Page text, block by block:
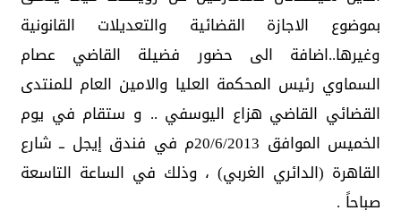
بموضوع الاجازة القضائية والتعديلات القانونية
وغيرها..اضافة الى حضور فضيلة القاضي عصام
السماوي رئيس المحكمة العليا والامين العام للمنتدى
القضائي القاضي هزاع اليوسفي .. و ستقام في يوم
الخميس الموافق 20/6/2013م في فندق إيجل ــ شارع
القاهرة (الدائري الغربي) ، وذلك في الساعة التاسعة
صباحاً .